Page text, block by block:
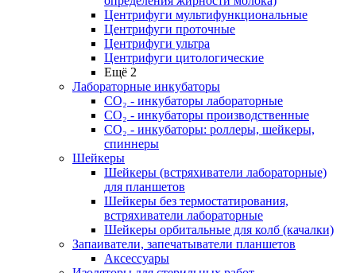
Центрифуги мультифункциональные
Центрифуги проточные
Центрифуги ультра
Центрифуги цитологические
Ещё 2
Лабораторные инкубаторы
СО₂ - инкубаторы лабораторные
СО₂ - инкубаторы производственные
СО₂ - инкубаторы: роллеры, шейкеры,
спиннеры
Шейкеры
Шейкеры (встряхиватели лабораторные)
для планшетов
Шейкеры без термостатирования,
встряхиватели лабораторные
Шейкеры орбитальные для колб (качалки)
Запаиватели, запечатыватели планшетов
Аксессуары